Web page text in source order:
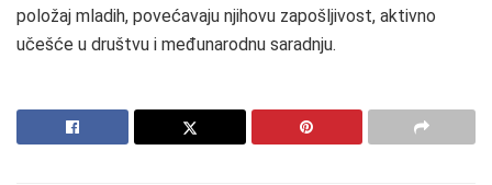
položaj mladih, povećavaju njihovu zapošljivost, aktivno
učešće u društvu i međunarodnu saradnju.